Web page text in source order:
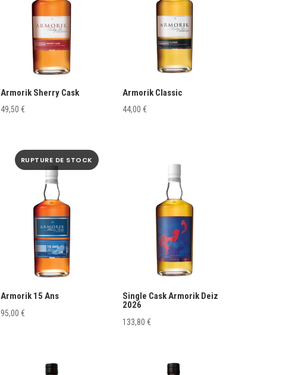
Armorik Sherry Cask
49,50€
Armorik Classic
44,00 €
Armorik 15 Ans
95,00€
Single Cask Armorik Deiz
2026
133,80 €